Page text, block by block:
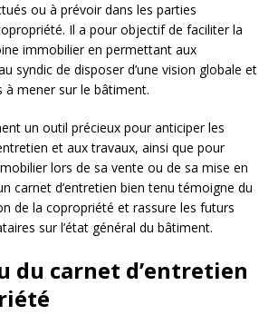
ou à prévoir dans les parties
Il a pour objectif de faciliter la
immobilier en permettant aux
syndic de disposer d’une vision globale et
à mener sur le bâtiment.
un outil précieux pour anticiper les
et aux travaux, ainsi que pour
lors de sa vente ou de sa mise en
carnet d’entretien bien tenu témoigne du
de la copropriété et rassure les futurs
sur l’état général du bâtiment.
du carnet d’entretien